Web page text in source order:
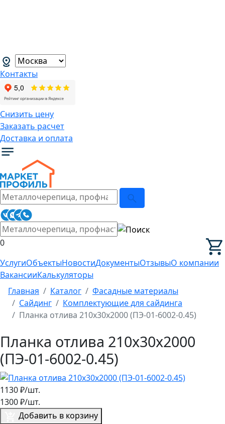
Контакты
Снизить цену
Заказать расчет
Доставка и оплата
0
УслугиОбъектыНовостиДокументыОтзывыО компании
ВакансииКалькуляторы
Главная
Каталог
Фасадные материалы
Сайдинг
Комплектующие для сайдинга
Планка отлива 210х30х2000 (ПЭ-01-6002-0.45)
Планка отлива 210х30х2000
(ПЭ-01-6002-0.45)
1130₽/шт.
1300₽/шт.
Добавить в корзину